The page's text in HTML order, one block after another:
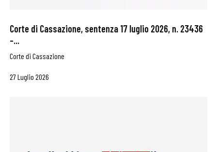
Corte di Cassazione, sentenza 17 luglio 2026, n. 23436
–...
Corte di Cassazione
27 Luglio 2026